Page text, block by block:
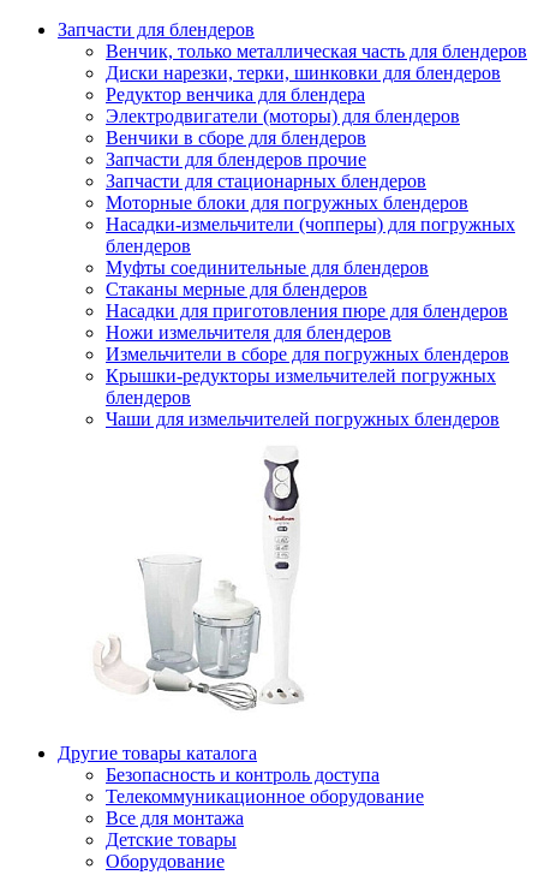
Запчасти для блендеров
Венчик, только металлическая часть для блендеров
Диски нарезки, терки, шинковки для блендеров
Редуктор венчика для блендера
Электродвигатели (моторы) для блендеров
Венчики в сборе для блендеров
Запчасти для блендеров прочие
Запчасти для стационарных блендеров
Моторные блоки для погружных блендеров
Насадки-измельчители (чопперы) для погружных
блендеров
Муфты соединительные для блендеров
Стаканы мерные для блендеров
Насадки для приготовления пюре для блендеров
Ножи измельчителя для блендеров
Измельчители в сборе для погружных блендеров
Крышки-редукторы измельчителей погружных
блендеров
Чаши для измельчителей погружных блендеров
Другие товары каталога
Безопасность и контроль доступа
Телекоммуникационное оборудование
Все для монтажа
Детские товары
Оборудование